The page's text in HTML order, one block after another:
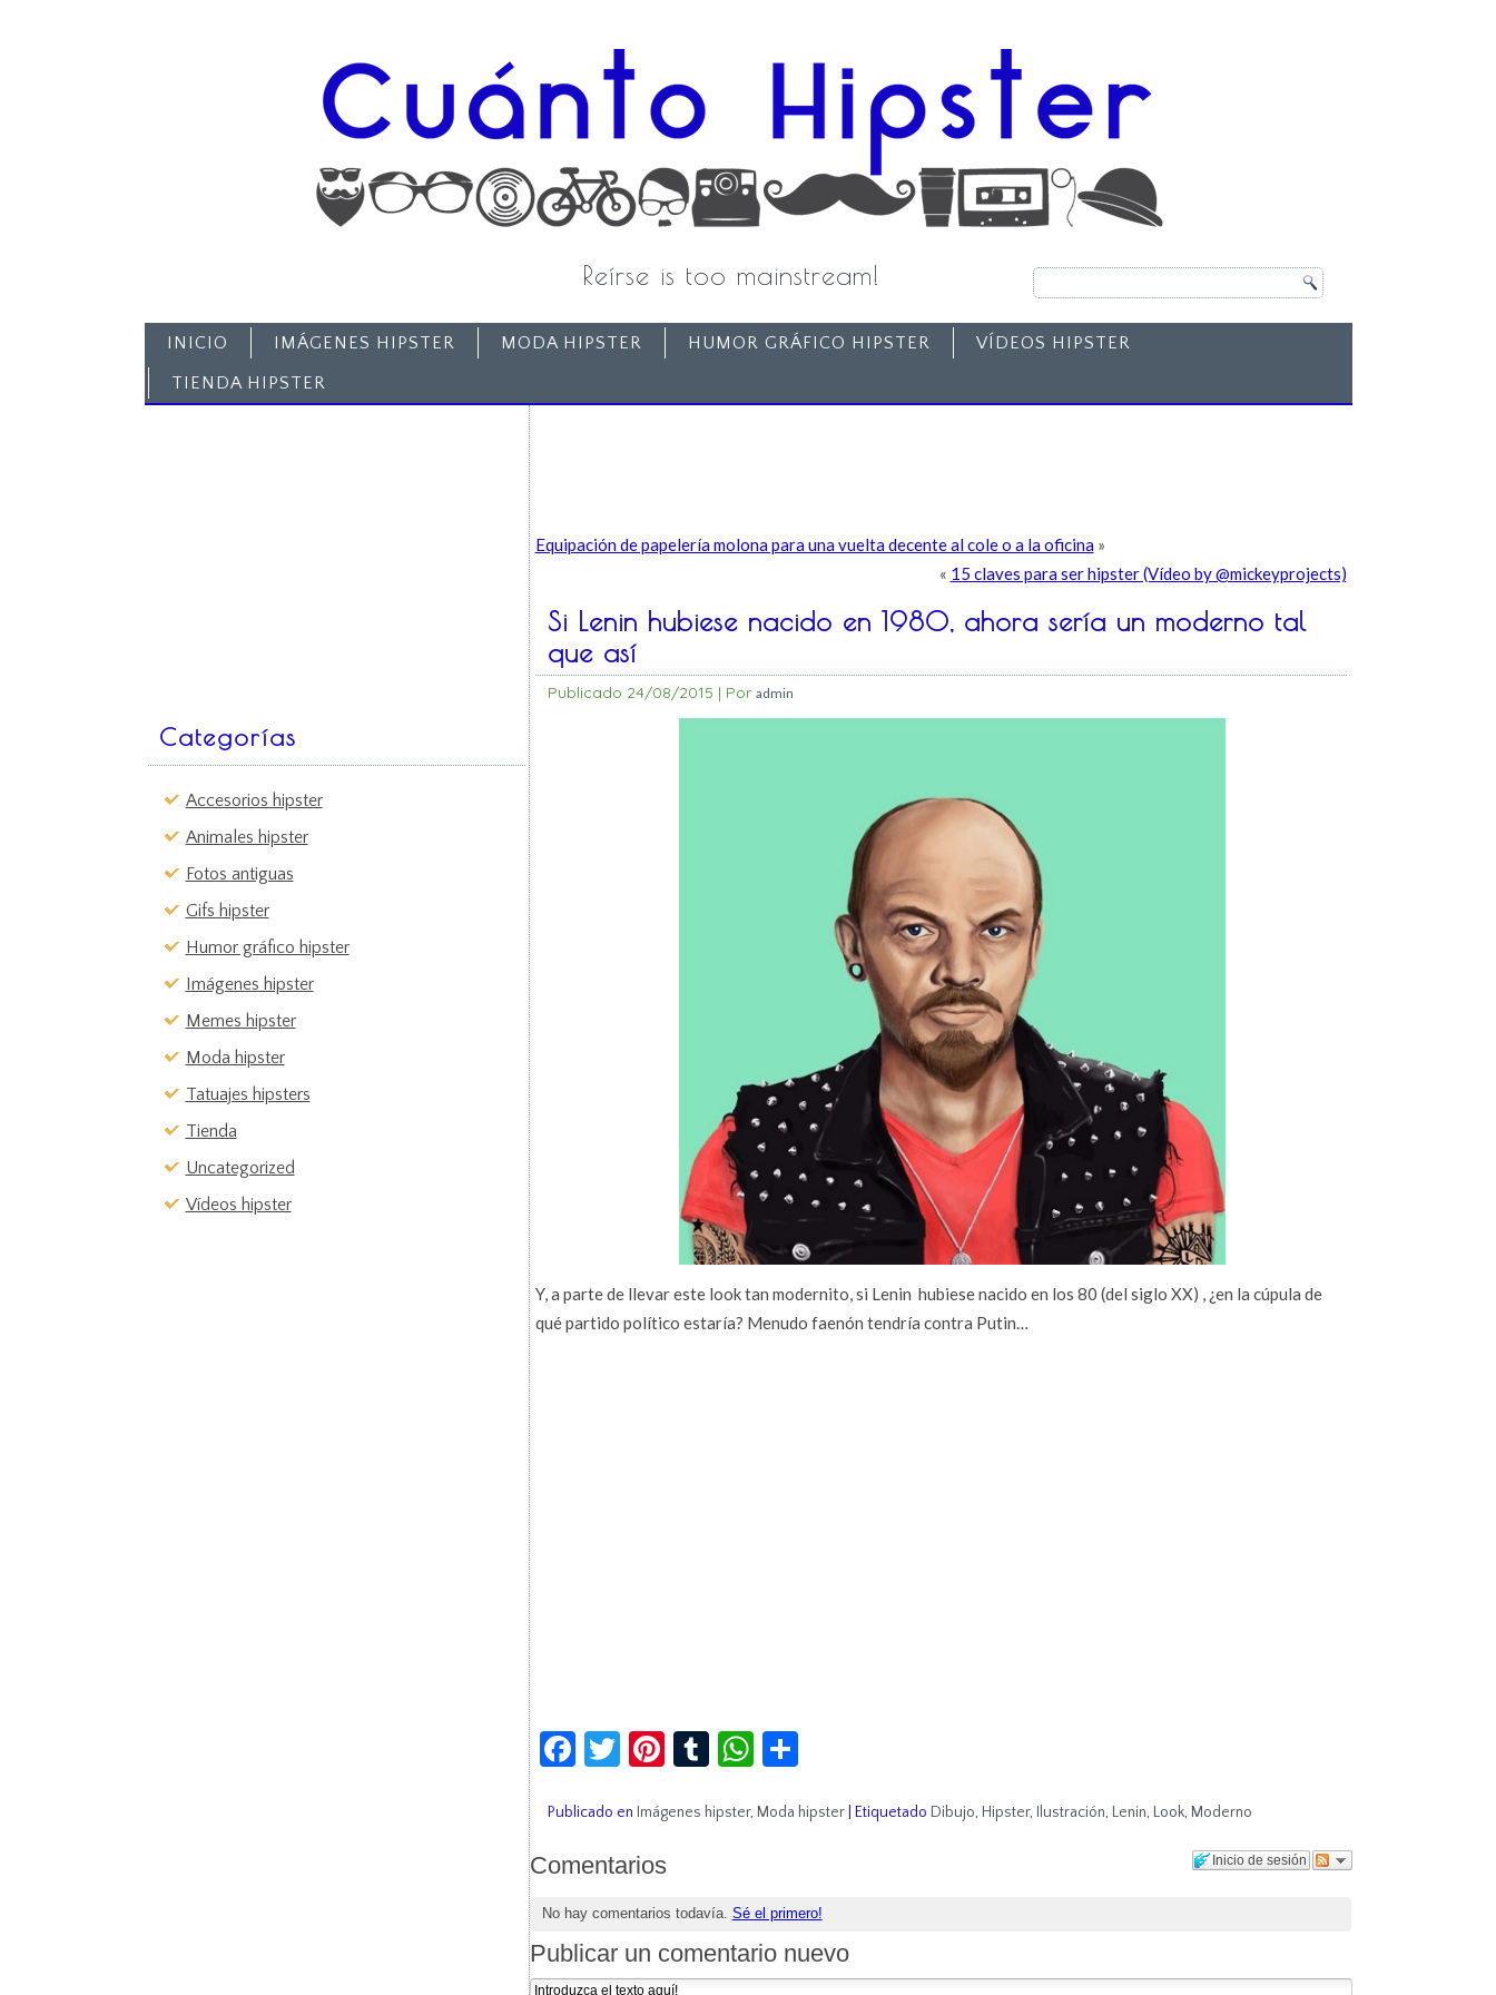
Reírse is too mainstream!
INICIO IMÁGENES HIPSTER MODA HIPSTER HUMOR GRÁFICO HIPSTER
VÍDEOS HIPSTER
TIENDA HIPSTER
Categorías
Accesorios hipster
Animales hipster
Fotos antiguas
Gifs hipster
Humor gráfico hipster
Imágenes hipster
Memes hipster
Moda hipster
Tatuajes hipsters
Tienda
Uncategorized
Vídeos hipster
Equipación de papelería molona para una vuelta decente al cole o a la oficina»
« 15 claves para ser hipster (Vídeo by @mickeyprojects)
Si Lenin hubiese nacido en 1980, ahora sería un moderno tal
que así
Publicado 24/08/2015 | Por admin
Y, a parte de llevar este look tan modernito, si Lenin hubiese nacido en los 80 (del siglo XX) , ¿en la cúpula de
qué partido político estaría? Menudo faenón tendría contra Putin…
Facebook
Twitter
Pinterest
TumblrWhatsApp
Compartir
Publicado en Imágenes hipster, Moda hipster| Etiquetado Dibujo, Hipster, Ilustración, Lenin, Look, Moderno
Inicio de sesión
Comentarios
No hay comentarios todavía. Sé el primero!
Publicar un comentario nuevo